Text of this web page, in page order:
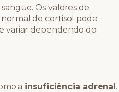
Os valores de
de cortisol pode
variar dependendo do
a insuficiência adrenal.